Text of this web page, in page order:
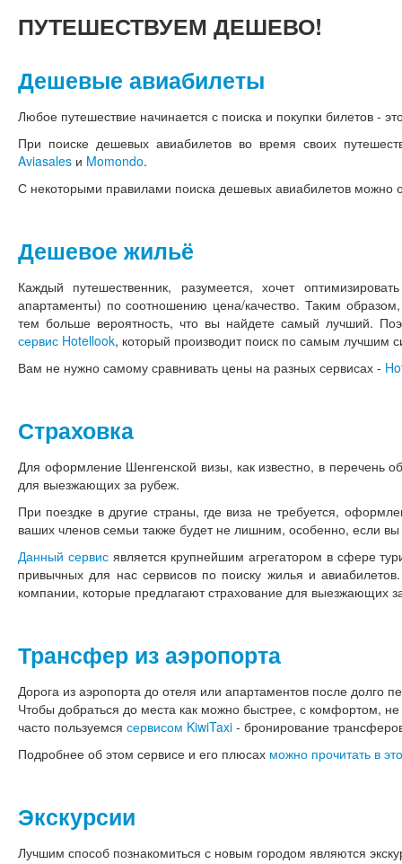
ПУТЕШЕСТВУЕМ ДЕШЕВО!
Дешевые авиабилеты
Любое путешествие начинается с поиска и покупки билетов -
При поиске дешевых авиабилетов во время своих
Aviasales и Momondo.
С некоторыми правилами поиска дешевых авиабилетов можно
Дешевое жильё
Каждый путешественник, разумеется, хочет
апартаменты) по соотношению цена/качество. Таким
тем больше вероятность, что вы найдете самый лучший.
сервис Hotellook, который производит поиск по самым лучшим
Вам не нужно самому сравнивать цены на разных сервисах -
Страховка
Для оформление Шенгенской визы, как известно, в перечень
для выезжающих за рубеж.
При поездке в другие страны, где виза не требуется,
ваших членов семьи также будет не лишним, особенно, если вы
Данный сервисявляется крупнейшим агрегатором в сфере
привычных для нас сервисов по поиску жилья и
компании, которые предлагают страхование для выезжающих
Трансфер из аэропорта
Дорога из аэропорта до отеля или апартаментов после долго
Чтобы добраться до места как можно быстрее, с комфортом,
часто пользуемся сервисом KiwiTaxi - бронирование
Подробнее об этом сервисе и его плюсах можно прочитать в
Экскурсии
Лучшим способ познакомиться с новым городом являются